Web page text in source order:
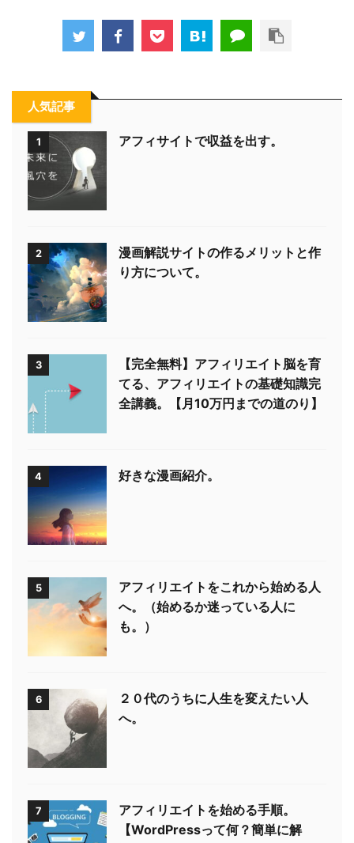
人気記事
1 アフィサイトで収益を出す。
2
漫画解説サイトの作るメリットと作
り方について。
3
【完全無料】アフィリエイト脳を育
てる、アフィリエイトの基礎知識完
全講義。【月10万円までの道のり】
4 好きな漫画紹介。
5
アフィリエイトをこれから始める人
へ。（始めるか迷っている人に
も。）
6
２０代のうちに人生を変えたい人
へ。
7
アフィリエイトを始める手順。
【WordPressって何？簡単に解